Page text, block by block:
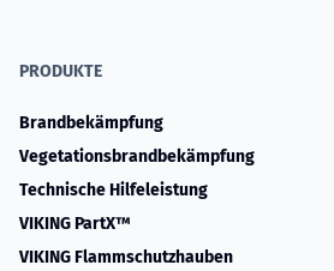
PRODUKTE
Brandbekämpfung
Vegetationsbrandbekämpfung
Technische Hilfeleistung
VIKING PartX™
VIKING Flammschutzhauben